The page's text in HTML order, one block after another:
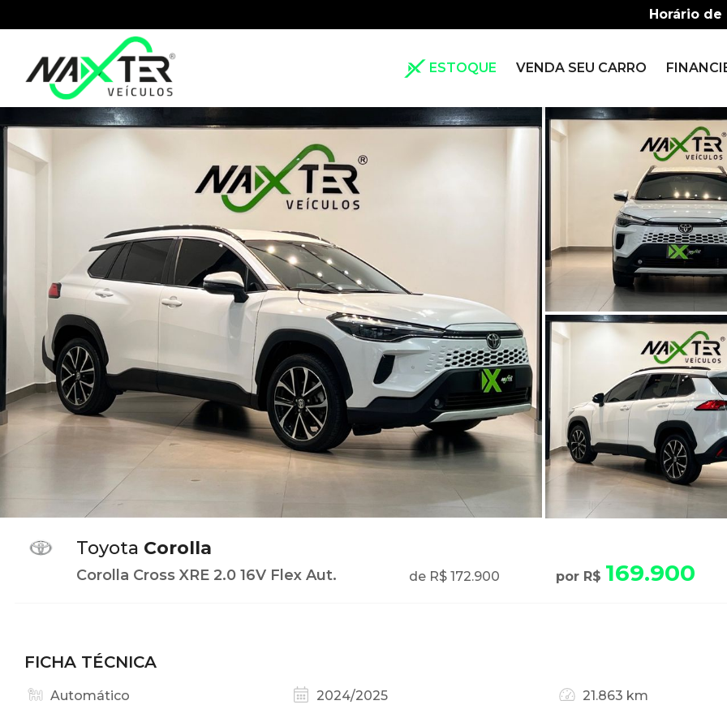
Horário
ESTOQUE VENDA SEU CARRO
Toyota Corolla
Corolla Cross XRE 2.0 16V Flex Aut. de R$ 172.900 por R$ 169.900
FICHA TÉCNICA
Automático 2024/2025 21.863 km